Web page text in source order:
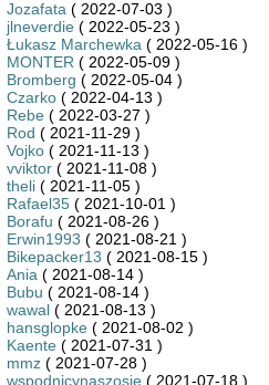
Jozafata ( 2022-07-03 )
jlneverdie( 2022-05-23 )
Łukasz Marchewka ( 2022-05-16 )
MONTER ( 2022-05-09 )
Bromberg ( 2022-05-04 )
Czarko( 2022-04-13 )
Rebe( 2022-03-27 )
Rod ( 2021-11-29 )
Vojko( 2021-11-13 )
vviktor( 2021-11-08 )
theli( 2021-11-05 )
Rafael35( 2021-10-01 )
Borafu ( 2021-08-26 )
Erwin1993 ( 2021-08-21 )
Bikepacker13 ( 2021-08-15 )
Ania ( 2021-08-14 )
Bubu ( 2021-08-14 )
wawal( 2021-08-13 )
hansglopke( 2021-08-02 )
Kaente( 2021-07-31 )
mmz( 2021-07-28 )
wspodnicynaszosie( 2021-07-18 )